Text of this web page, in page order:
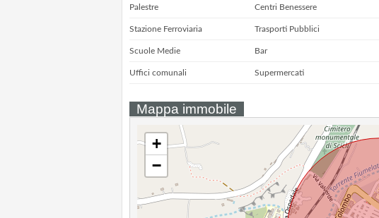
Palestre Centri Benessere
Stazione Ferroviaria Trasporti Pubblici
Scuole Medie Bar
Uffici comunali Supermercati
Mappa immobile
+
−